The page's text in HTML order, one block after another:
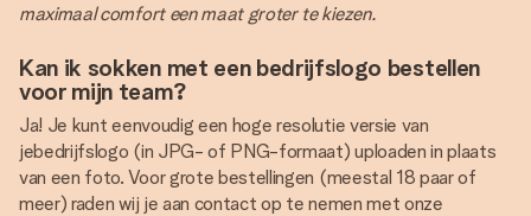
maximaal comfort een maat groter te kiezen.
Kan ik sokken met een bedrijfslogo bestellen
voor mijn team?
Ja! Je kunt eenvoudig een hoge resolutie versie van
jebedrijfslogo (in JPG- of PNG-formaat) uploaden in plaats
van een foto. Voor grote bestellingen (meestal 18 paar of
meer) raden wij je aan contact op te nemen met onze